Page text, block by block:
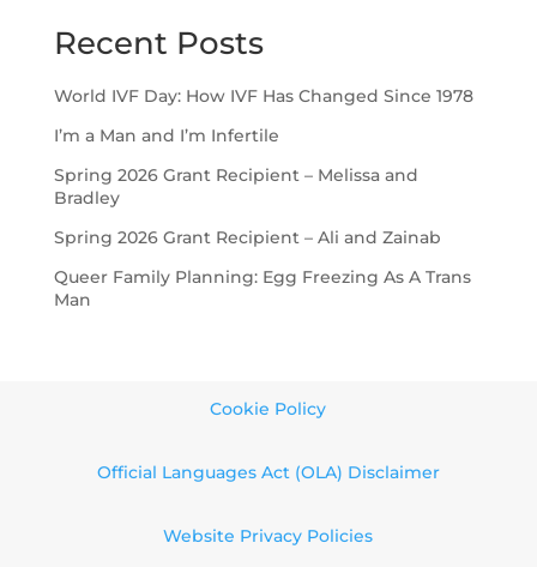
Recent Posts
World IVF Day: How IVF Has Changed Since 1978
I’m a Man and I’m Infertile
Spring 2026 Grant Recipient – Melissa and
Bradley
Spring 2026 Grant Recipient – Ali and Zainab
Queer Family Planning: Egg Freezing As A Trans
Man
Cookie Policy
Official Languages Act (OLA) Disclaimer
Website Privacy Policies